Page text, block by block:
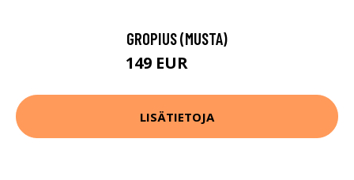
GROPIUS (MUSTA)
149 EUR
LISÄTIETOJA